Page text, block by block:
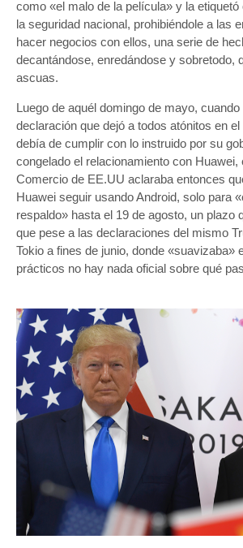
de
Android
para
habría
una
por
otros
90
días
como «el malo de la película» y la
la seguridad nacional, prohibiéndole a las
hacer negocios con ellos, una serie de
decantándose, enredándose y sobretodo,
ascuas.
Luego de aquél domingo de mayo,
declaración que dejó a todos atónitos en
debía de cumplir con lo instruido por su
congelado el relacionamiento con Huawei,
Comercio de EE.UU aclaraba entonces
Huawei seguir usando Android, solo para
respaldo» hasta el 19 de agosto, un plazo
que pese a las declaraciones del mismo
Tokio a fines de junio, donde «suavizaba»
prácticos no hay nada oficial sobre qué